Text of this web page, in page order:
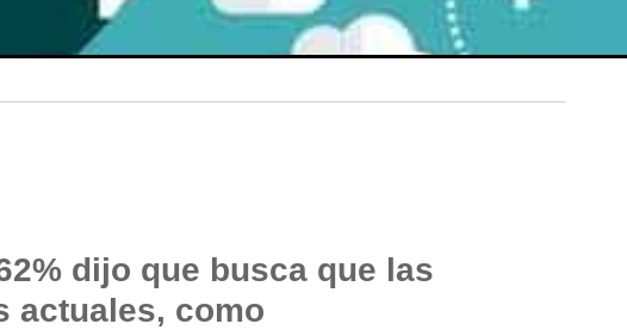
dijo que busca que las
actuales, como